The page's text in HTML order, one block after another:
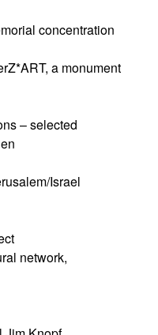
concentration
a monument
– selected
Israel
network,